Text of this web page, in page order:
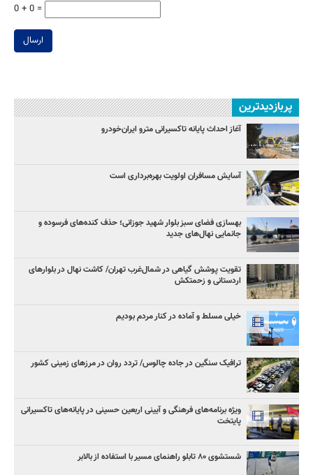
0 + 0 =
ارسال
پربازدیدترین
آغاز احداث پایانه تاکسیرانی مترو ایران‌خودرو
آسایش مسافران اولویت بهره‌برداری است
بهسازی فضای سبز بلوار شهید جوزانی؛ حذف کنده‌های فرسوده و
جانمایی نهال‌های جدید
تقویت پوشش گیاهی در شمال‌غرب تهران/ کاشت نهال در بلوارهای
اردستانی و زحمتکش
خیلی مسلط و آماده در کنار مردم بودیم
ترافیک سنگین در جاده چالوس/ تردد روان در مرزهای زمینی کشور
ویژه برنامه‌های فرهنگی و آیینی اربعین حسینی در پایانه‌های تاکسیرانی
پایتخت
شستشوی ۸۰ تابلو راهنمای مسیر با استفاده از بالابر